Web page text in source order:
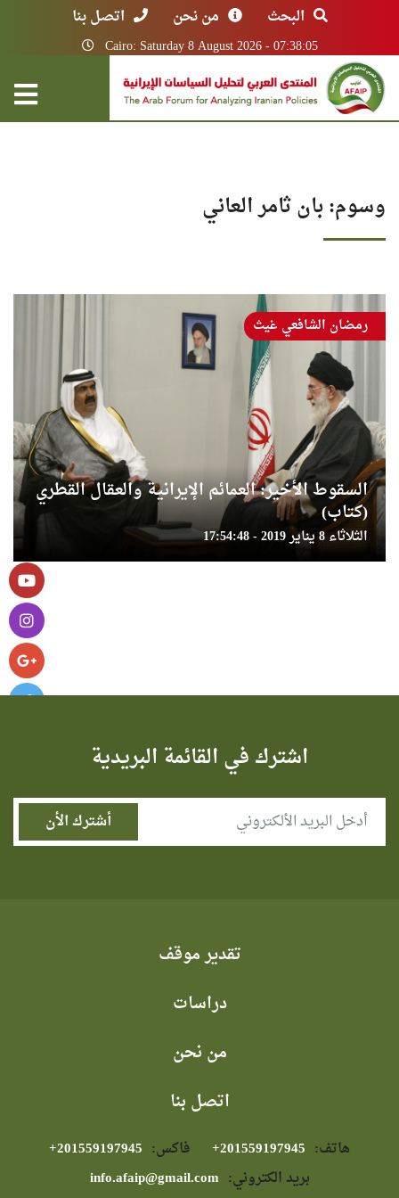
البحث من نحن اتصل بنا
Cairo: Saturday 8 August 2026 - 07:38:05
وسوم: بان ثامر العاني
السقوط الأخير: العمائم الإيرانية والعقال القطري
(كتاب)
الثلاثاء 8 يناير 2019 - 17:54:48
رمضان الشافعي غيث
اشترك في القائمة البريدية
تقدير موقف
دراسات
من نحن
اتصل بنا
هاتف: فاكس:
بريد الكتروني: info.afaip@gmail.com